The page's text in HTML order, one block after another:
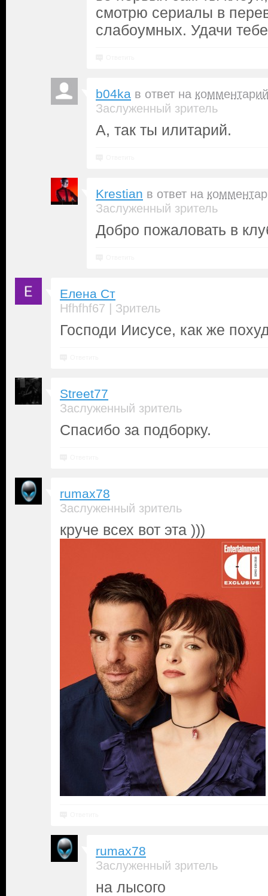
смотрю сериалы в
слабоумных. Удачи
b04ka в ответ на комментарий
Заслуженный зритель
А, так ты илитарий.
Krestian в ответ на
Заслуженный зритель
Добро пожаловать в
Елена Ст
Hfhfhf67 | Зритель
Господи Иисусе, как же
Street77
Заслуженный зритель
Спасибо за подборку.
rumax78
Заслуженный зритель
круче всех вот эта )))
rumax78
Заслуженный зритель
на лысого